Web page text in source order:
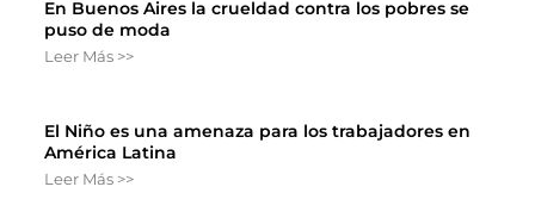
En Buenos Aires la crueldad contra los pobres se
puso de moda
Leer Más >>
El Niño es una amenaza para los trabajadores en
América Latina
Leer Más >>